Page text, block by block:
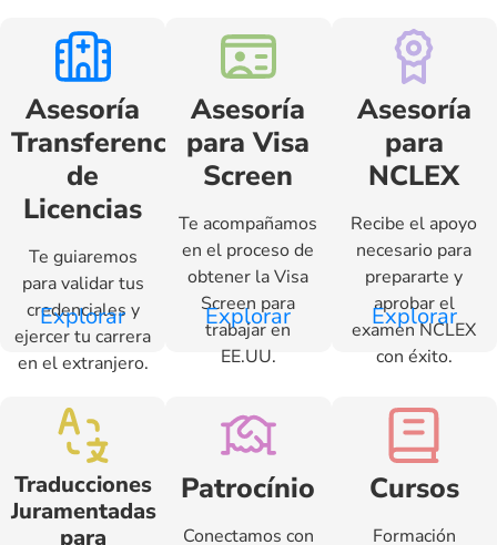
Asesoría
Transferencia
de
Licencias
Te guiaremos
para validar tus
credenciales y
ejercer tu carrera
en el extranjero.
Explorar
Asesoría
para Visa
Screen
Te acompañamos
en el proceso de
obtener la Visa
Screen para
trabajar en
EE.UU.
Explorar
Asesoría
para
NCLEX
Recibe el apoyo
necesario para
prepararte y
aprobar el
examen NCLEX
con éxito.
Explorar
Traducciones
Juramentadas
para
Patrocínio
Conectamos con
Cursos
Formación